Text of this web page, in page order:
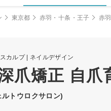
東京都 赤羽・十条・王子 赤
カルプ | ネイルデザイン
爪矯正 自爪
トウロクサロン)